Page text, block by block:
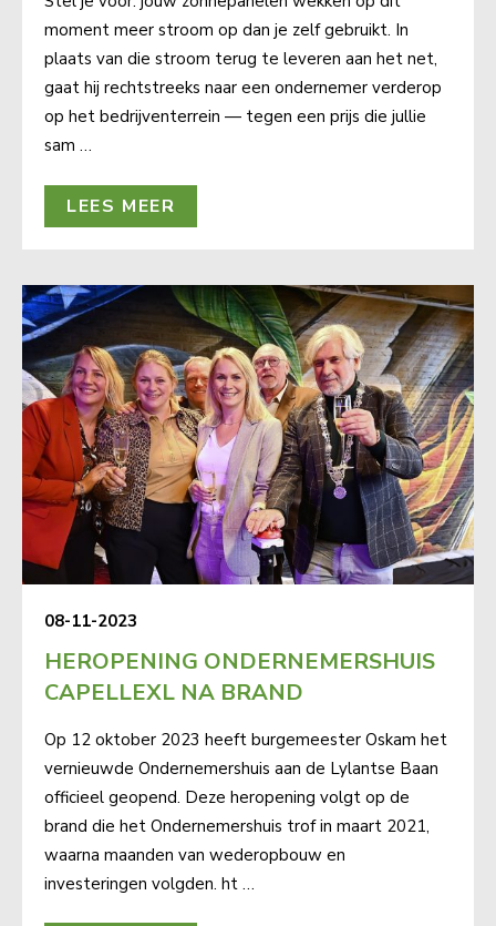
moment meer stroom op dan je zelf gebruikt. In
plaats van die stroom terug te leveren aan het net,
gaat hij rechtstreeks naar een ondernemer verderop
op het bedrijventerrein — tegen een prijs die jullie
sam …
LEES MEER
08-11-2023
HEROPENING ONDERNEMERSHUIS
CAPELLEXL NA BRAND
Op 12 oktober 2023 heeft burgemeester Oskam het
vernieuwde Ondernemershuis aan de Lylantse Baan
officieel geopend. Deze heropening volgt op de
brand die het Ondernemershuis trof in maart 2021,
waarna maanden van wederopbouw en
investeringen volgden. ht …